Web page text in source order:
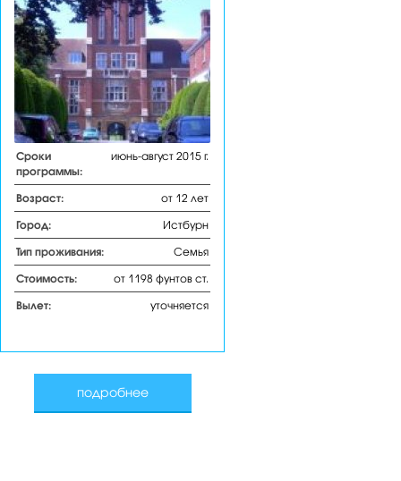
Сроки
программы:
июнь-август 2015 г.
Возраст:
от 12 лет
Город:
Истбурн
Тип проживания:
Семья
Стоимость:
от 1198 фунтов ст.
Вылет:
уточняется
подробнее